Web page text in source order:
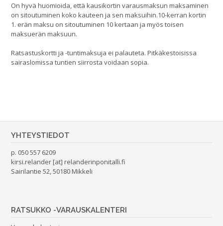
On hyvä huomioida, että kausikortin varausmaksun maksaminen
on sitoutuminen koko kauteen ja sen maksuihin.10-kerran kortin
1. erän maksu on sitoutuminen 10 kertaan ja myös toisen
maksuerän maksuun.
Ratsastuskortti ja -tuntimaksuja ei palauteta. Pitkäkestoisissa
sairaslomissa tuntien siirrosta voidaan sopia.
YHTEYSTIEDOT
p. 050 557 6209
kirsi.relander [at] relanderinponitalli.fi
Sairilantie 52, 50180 Mikkeli
RATSUKKO -VARAUSKALENTERI